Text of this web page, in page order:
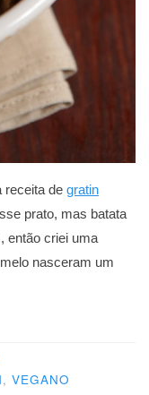
receita de gratin
prato, mas batata
então criei uma
nasceram um
, VEGANO